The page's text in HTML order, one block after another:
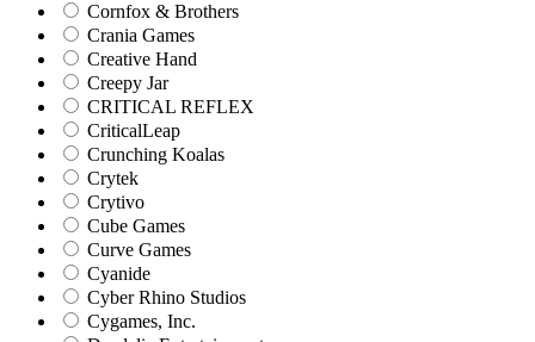
Cornfox & Brothers
Crania Games
Creative Hand
Creepy Jar
CRITICAL REFLEX
CriticalLeap
Crunching Koalas
Crytek
Crytivo
Cube Games
Curve Games
Cyanide
Cyber Rhino Studios
Cygames, Inc.